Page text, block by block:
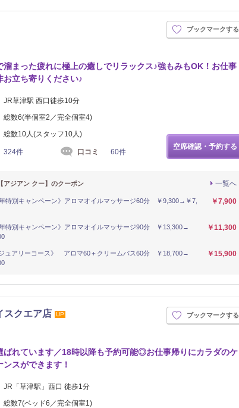
ブックマークする
溜まった疲れに極上の癒しでリラックス♪強もみもOK！お仕事
お立ち寄りください♪
JR草津駅 西口徒歩10分
総数6(半個室2／完全個室4)
総数10人(スタッフ10人)
324件 口コミ 60件
空席確認・予約する
一覧へ
アジアン クー】のクーポン
年特別キャンペーン》アロマオイルマッサージ60分 ￥9,300→￥7,
￥7,900
年特別キャンペーン》アロマオイルマッサージ90分 ￥13,300→
￥11,300
ジュアリーコース》 アロマ60＋クリームバス60分 ￥18,700→
￥15,900
スクエア店 UP ブックマークする
ばれています／18時以降も予約可能◎お仕事帰りにカラダのケ
ンスができます！
JR「草津駅」西口 徒歩1分
総数7(ベッド6／完全個室1)